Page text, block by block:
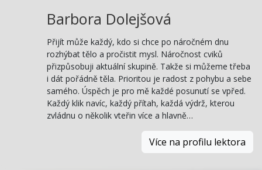
Barbora Dolejšová
Přijít může každý, kdo si chce po náročném dnu
rozhýbat tělo a pročistit mysl. Náročnost cviků
přizpůsobuji aktuální skupině. Takže si můžeme třeba
i dát pořádně těla. Prioritou je radost z pohybu a sebe
samého. Úspěch je pro mě každé posunutí se vpřed.
Každý klik navíc, každý přítah, každá výdrž, kterou
zvládnu o několik vteřin více a hlavně…
Více na profilu lektora